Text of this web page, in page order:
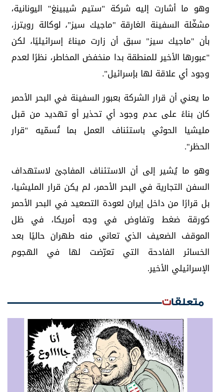
وهو ما أشارت إليه شركة "ستيم شيبينغ" اليونانية،
مشغّلة السفينة الغارقة "ماجيك سيز"، لوكالة رويترز،
بأن "ماجيك سيز" سبق أن زارت ميناءً إسرائيليًا، لكن
"عبورها الأخير للمنطقة بدا منخفض المخاطر، نظرًا لعدم
وجود أي علاقة لها بإسرائيل".
ما يعني أن قرار الشركة بعبور السفينة في البحر الأحمر
كان بناءً على عدم وجود أي تحذير أو تهديد من قبل
مليشيا الحوثي باستئناف العمل بما تُسمّيه "قرار
الحظر".
وهو ما يُشير إلى أن الاستئناف المفاجئ لاستهداف
السفن التجارية في البحر الأحمر، لم يكن قرار المليشيا،
بل قرارًا من داخل إيران لعودة التصعيد في البحر الأحمر
كورقة ضغط وتفاوض في وجه أمريكا، في ظل
الموقف الضعيف الذي تعاني منه طهران حاليًا بعد
الخسائر الفادحة التي تعرّضت لها في الهجوم
الإسرائيلي الأخير.
متعلقات